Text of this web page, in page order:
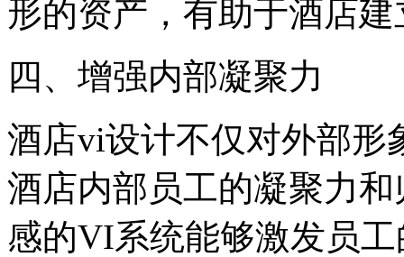
形的资产，有助于酒店
四、增强内部凝聚力
酒店vi设计不仅对外部形
酒店内部员工的凝聚力
感的VI系统能够激发员